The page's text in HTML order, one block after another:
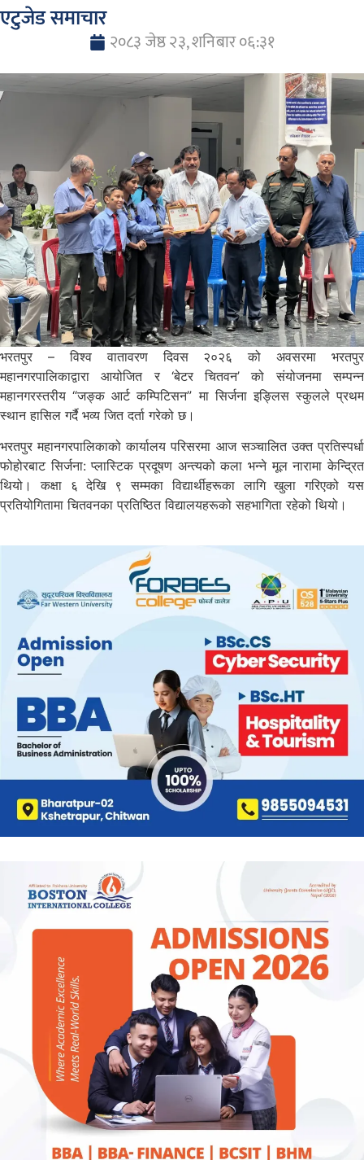
एटुजेड समाचार
२०८३ जेष्ठ २३, शनिबार ०६:३१
भरतपुर – विश्व वातावरण दिवस २०२६ को अवसरमा भरतपुर
महानगरपालिकाद्वारा आयोजित र ‘बेटर चितवन’ को संयोजनमा सम्पन्न
महानगरस्तरीय “जङ्क आर्ट कम्पिटिसन” मा सिर्जना इङ्लिस स्कुलले प्रथम
स्थान हासिल गर्दै भव्य जित दर्ता गरेको छ।
भरतपुर महानगरपालिकाको कार्यालय परिसरमा आज सञ्चालित उक्त प्रतिस्पर्धा
फोहोरबाट सिर्जना: प्लास्टिक प्रदूषण अन्त्यको कला भन्ने मूल नारामा केन्द्रित
थियो। कक्षा ६ देखि ९ सम्मका विद्यार्थीहरूका लागि खुला गरिएको यस
प्रतियोगितामा चितवनका प्रतिष्ठित विद्यालयहरूको सहभागिता रहेको थियो।